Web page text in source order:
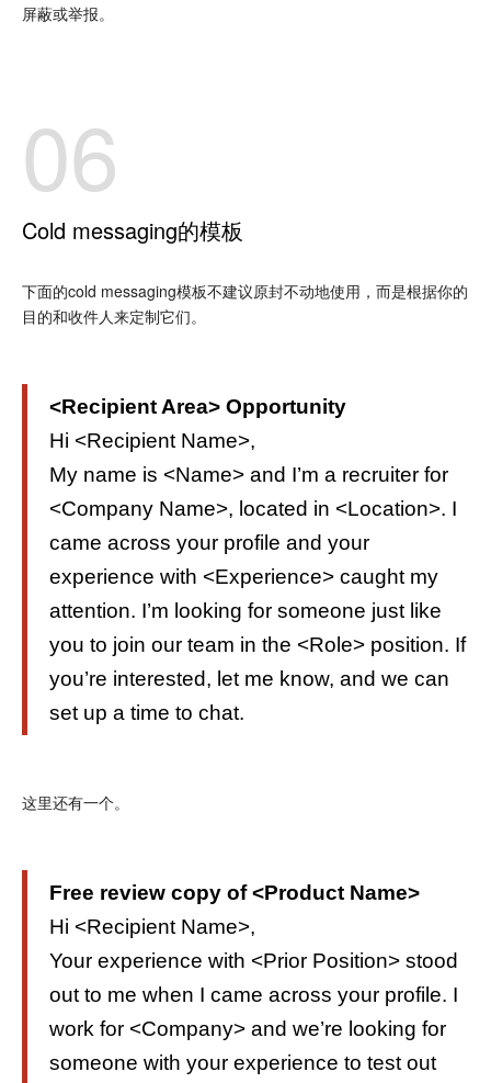
屏蔽或举报。
06
Cold messaging的模板
下面的cold messaging模板不建议原封不动地使用，而是根据你的
目的和收件人来定制它们。
<Recipient Area> Opportunity
Hi <Recipient Name>,
My name is <Name> and I’m a recruiter for
<Company Name>, located in <Location>. I
came across your profile and your
experience with <Experience> caught my
attention. I’m looking for someone just like
you to join our team in the <Role> position. If
you’re interested, let me know, and we can
set up a time to chat.
这里还有一个。
Free review copy of <Product Name>
Hi <Recipient Name>,
Your experience with <Prior Position> stood
out to me when I came across your profile. I
work for <Company> and we’re looking for
someone with your experience to test out